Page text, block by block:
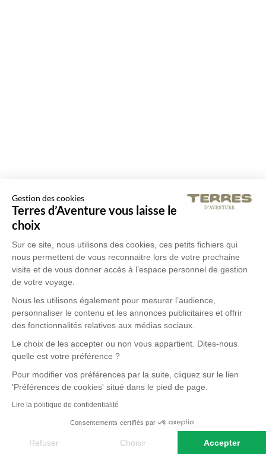
Gestion des cookies
Terres d’Aventure vous laisse le
choix
Sur ce site, nous utilisons des cookies, ces petits fichiers qui
nous permettent de vous reconnaitre lors de votre prochaine
visite et de vous donner accès à l’espace personnel de gestion
de votre voyage.
Nous les utilisons également pour mesurer l’audience,
personnaliser le contenu et les annonces publicitaires et offrir
des fonctionnalités relatives aux médias sociaux.
Le choix de les accepter ou non vous appartient. Dites-nous
quelle est votre préférence ?
Pour modifier vos préférences par la suite, cliquez sur le lien
'Préférences de cookies' situé dans le pied de page.
Lire la politique de confidentialité
Consentements certifiés par
Refuser Choisir Accepter